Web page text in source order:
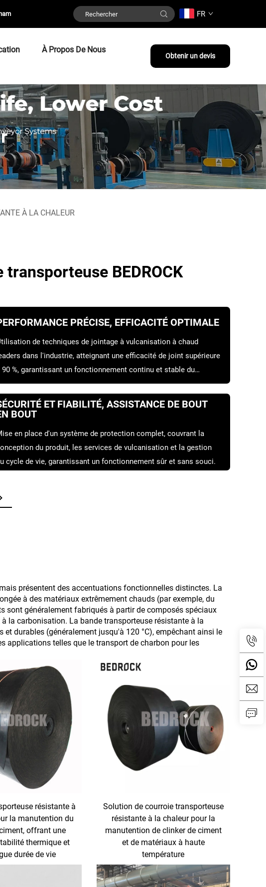
FR
À Propos De Nous
Obtenir un devis
À LA CHALEUR
BEDROCK
PRÉCISE, EFFICACITÉ OPTIMALE
de techniques de jointage à vulcanisation à chaud
dans l'industrie, atteignant une efficacité de joint supérieure
90 %, garantissant un fonctionnement continu et stable du
et maximisant la productivité.
ET FIABILITÉ, ASSISTANCE DE BOUT
BOUT
en place d'un système de protection complet, couvrant la
du produit, les services de vulcanisation et la gestion
cycle de vie, garantissant un fonctionnement sûr et sans souci.
présentent des accentuations fonctionnelles distinctes. La
à des matériaux extrêmement chauds (par exemple, du
sont généralement fabriqués à partir de composés spéciaux
la carbonisation. La bande transporteuse résistante à la
durables (généralement jusqu'à 120 °C), empêchant ainsi le
applications telles que le transport de charbon pour les
résistante à
la manutention du
offrant une
thermique et
durée de vie
Solution de courroie transporteuse
résistante à la chaleur pour la
manutention de clinker de ciment
et de matériaux à haute
température